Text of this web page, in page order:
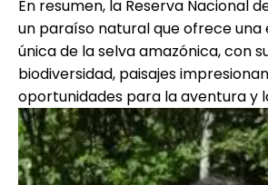
En resumen, la Reserva Nacional
un paraíso natural que ofrece una
única de la selva amazónica, con
biodiversidad, paisajes
oportunidades para la aventura y